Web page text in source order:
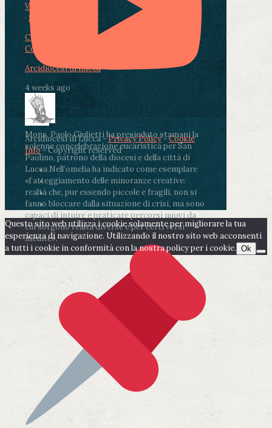
View on Facebook
· Share
Condividi su Facebook
Condividi su LinkedIn
Arcidiocesi di Lucca
4 weeks ago
Mons. Paolo Giulietti ha presieduto stamani la
solenne concelebrazione eucaristica per San
Paolino, patrono della diocesi e della città di
Lucca.Nell’omelia ha indicato come esemplare
«l’atteggiamento delle minoranze creative:
realtà che, pur essendo piccole e fragili, non si
fanno bloccare dalla situazione di crisi, ma sono
capaci di intuire e praticare percorsi nuovi da
cui sorgono realtà diverse e per certi versi
inedite».
Arcidiocesi di Lucca -Privacy Policy-Cookie
Info- Copyright reserved
Questo sito web utilizza i cookie solamente per migliorare la tua
esperienza di navigazione. Utilizzando il nostro sito web acconsenti
a tutti i cookie in conformità con la nostra policy per i cookie. Ok